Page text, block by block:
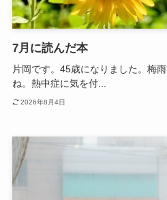
7月に読んだ本
片岡です。45歳になりました。梅
ね。熱中症に気を付...
2026年8月4日